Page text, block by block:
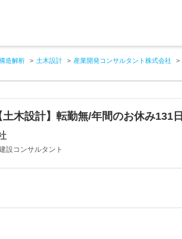
造解析 土木設計 産業開発コンサルタント株式会社
木設計】転勤無/年間のお休み131日
設コンサルタント